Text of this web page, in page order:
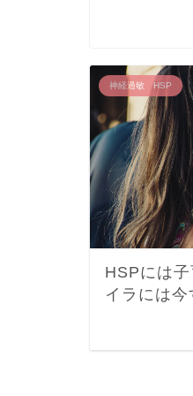
神経過敏 HSP
HSPには
イラには今